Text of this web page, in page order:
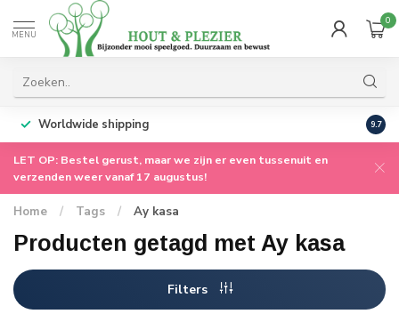
MENU
0
Worldwide shipping 9.7
LET OP: Bestel gerust, maar we zijn er even tussenuit en
verzenden weer vanaf 17 augustus!
Home / Tags / Ay kasa
Producten getagd met Ay kasa
Filters